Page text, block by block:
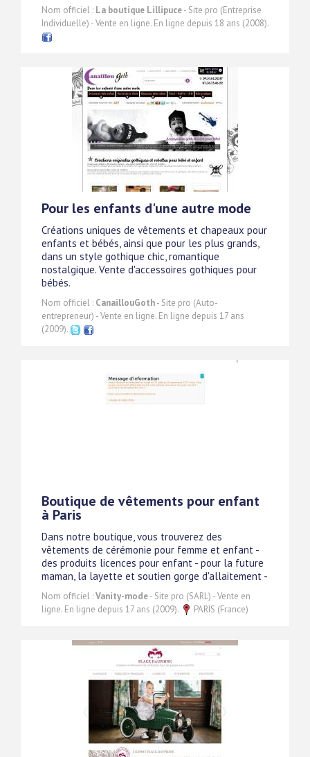
Nom officiel : La boutique Lillipuce- Site pro (Entreprise
Individuelle) - Vente en ligne. En ligne depuis 18 ans (2008).
Pour les enfants d'une autre mode
Créations uniques de vêtements et chapeaux pour
enfants et bébés, ainsi que pour les plus grands,
dans un style gothique chic, romantique
nostalgique. Vente d'accessoires gothiques pour
bébés.
Nom officiel : CanaillouGoth- Site pro (Auto-
entrepreneur) - Vente en ligne. En ligne depuis 17 ans
(2009).
Boutique de vêtements pour enfant
à Paris
Dans notre boutique, vous trouverez des
vêtements de cérémonie pour femme et enfant -
des produits licences pour enfant - pour la future
maman, la layette et soutien gorge d'allaitement -
Nom officiel :Vanity-mode- Site pro (SARL) - Vente en
ligne. En ligne depuis 17 ans (2009).
PARIS (France)